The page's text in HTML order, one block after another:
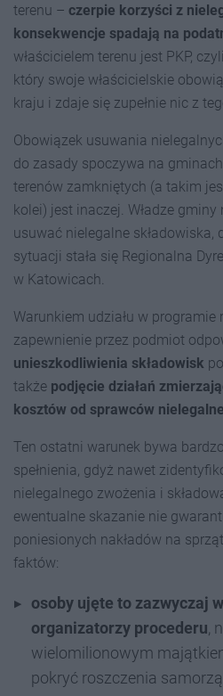
terenu – czerpie korzyści z
konsekwencje spadają na
właścicielem terenu jest PKP,
który swoje właścicielskie
kraju i zdaje się zupełnie nic z
Obowiązek usuwania
do zasady spoczywa na
terenów zamkniętych (a takim
kolei) jest inaczej. Władze
usuwać nielegalne składowiska,
sytuacji stała się Regionalna
w Katowicach.
Warunkiem udziału w
zapewnienie przez podmiot
unieszkodliwienia składowisk
także podjęcie działań
kosztów od sprawców
Ten ostatni warunek bywa
spełnienia, gdyż nawet
nielegalnego zwożenia i
ewentualne skazanie nie
poniesionych nakładów na
faktów:
osoby ujęte to zazwyczaj
organizatorzy procederu ,
wielomilionowym
pokryć roszczenia